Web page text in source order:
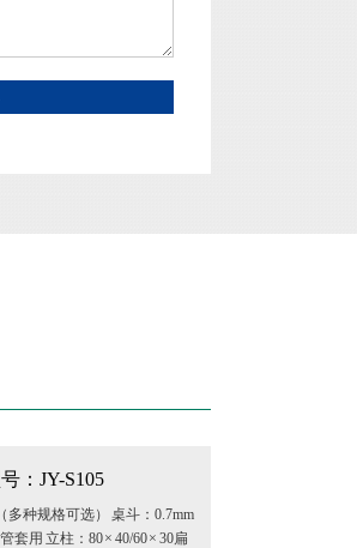
：JY-S105
种规格可选） 桌斗：0.7mm
套用 立柱：80 × 40/60 × 30扁